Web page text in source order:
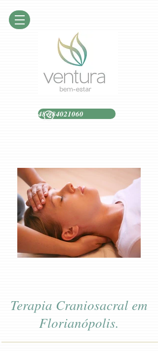
48 984021060
Terapia Craniosacral em
Florianópolis.